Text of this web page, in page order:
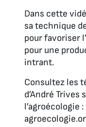
Dans cette
sa technique
pour favoriser
pour une
intrant.
Consultez les
d’André Trives
l’agroécologie